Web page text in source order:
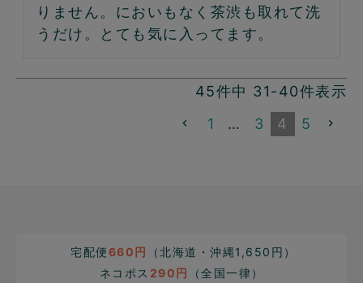
りません。においもなく茶渋も取れて洗
うだけ。とても気に入ってます。
45件中 31-40件表示
1
… 3 4 5
宅配便660円
（北海道・沖縄1,650円）
ネコポス 290円 （全国一律）